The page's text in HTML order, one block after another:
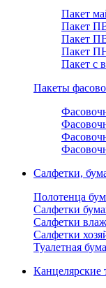
Пакет
Пакет
Пакет
Пакет
Пакет с
Пакеты
Салфетки,
Полотенца
Салфетки
Салфетки
Салфетки
Туалетная
Канцелярские